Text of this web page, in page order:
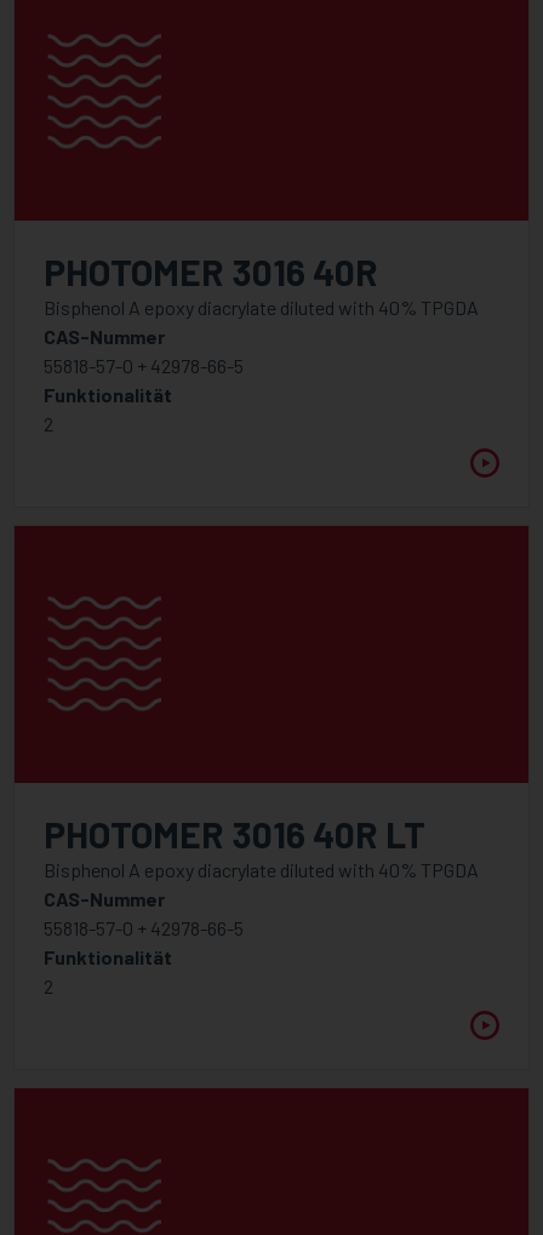
PHOTOMER 3016 40R
Bisphenol A epoxy diacrylate diluted with 40% TPGDA
CAS-Nummer
55818-57-0 + 42978-66-5
Funktionalität
2
PHOTOMER 3016 40R LT
Bisphenol A epoxy diacrylate diluted with 40% TPGDA
CAS-Nummer
55818-57-0 + 42978-66-5
Funktionalität
2